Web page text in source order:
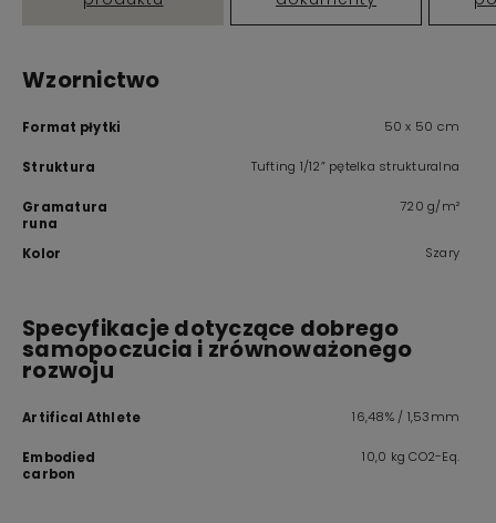
Wzornictwo
Format płytki 50 x 50 cm
Struktura Tufting 1/12” pętelka strukturalna
Gramatura
runa
720 g/m²
Kolor Szary
Specyfikacje dotyczące dobrego
samopoczucia i zrównoważonego
rozwoju
Artifical Athlete 16,48% / 1,53mm
Embodied
carbon
10,0 kg CO2-Eq.